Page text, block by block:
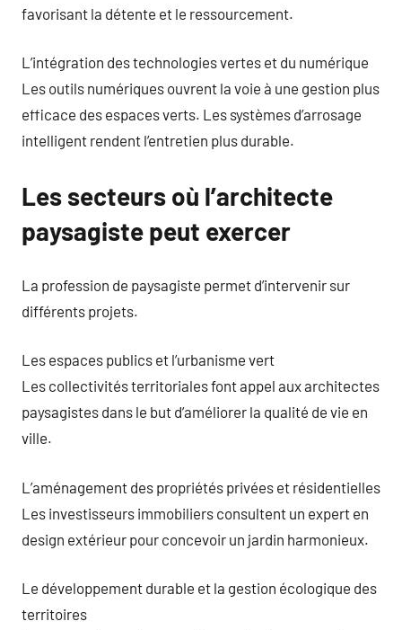
favorisant la détente et le ressourcement.
L’intégration des technologies vertes et du numérique
Les outils numériques ouvrent la voie à une gestion plus
efficace des espaces verts. Les systèmes d’arrosage
intelligent rendent l’entretien plus durable.
Les secteurs où l’architecte
paysagiste peut exercer
La profession de paysagiste permet d’intervenir sur
différents projets.
Les espaces publics et l’urbanisme vert
Les collectivités territoriales font appel aux architectes
paysagistes dans le but d’améliorer la qualité de vie en
ville.
L’aménagement des propriétés privées et résidentielles
Les investisseurs immobiliers consultent un expert en
design extérieur pour concevoir un jardin harmonieux.
Le développement durable et la gestion écologique des
territoires